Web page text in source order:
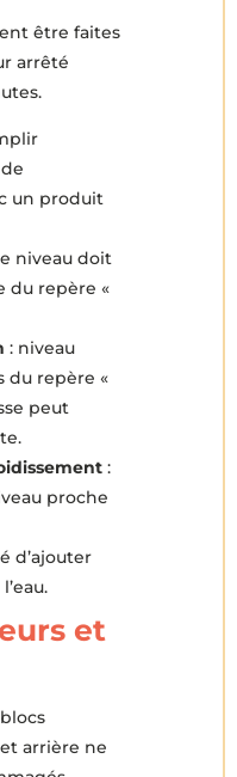
être faites
arrêté
un produit
niveau doit
du repère «
: niveau
du repère «
peut
:
proche
d’ajouter
et
arrière ne